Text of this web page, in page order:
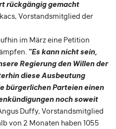
rückgängig gemacht
Vorstandsmitglied der
im März eine Petition
“Es kann nicht sein,
Regierung den Willen der
diese Ausbeutung
bürgerlichen Parteien einen
noch soweit
Duffy, Vorstandsmitglied
von 2 Monaten haben 1055